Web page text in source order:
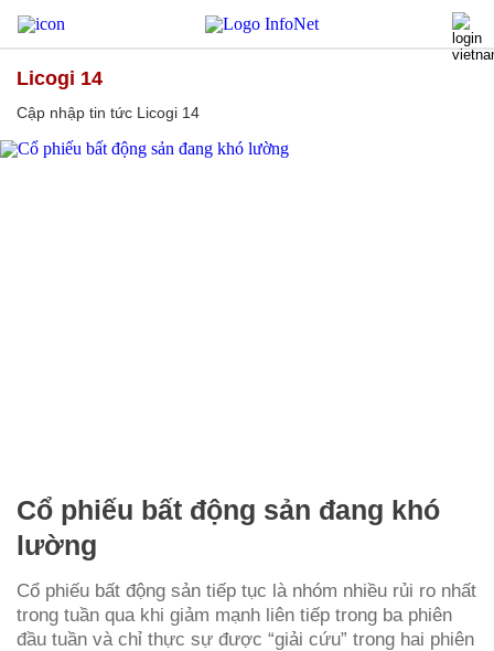
Licogi 14
Cập nhập tin tức Licogi 14
Cổ phiếu bất động sản đang khó
lường
Cổ phiếu bất động sản tiếp tục là nhóm nhiều rủi ro nhất
trong tuần qua khi giảm mạnh liên tiếp trong ba phiên
đầu tuần và chỉ thực sự được “giải cứu” trong hai phiên